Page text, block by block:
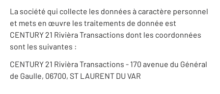
La société qui collecte les données à caractère personnel
et mets en œuvre les traitements de donnée est
CENTURY 21 Rivièra Transactions dont les coordonnées
sont les suivantes :
CENTURY 21 Rivièra Transactions - 170 avenue du Général
de Gaulle, 06700, ST LAURENT DU VAR